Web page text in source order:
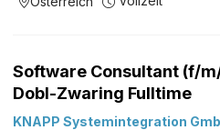
programming.
Software Consultant (f/
Dobl-Zwaring Fulltime
KNAPP Systemintegration